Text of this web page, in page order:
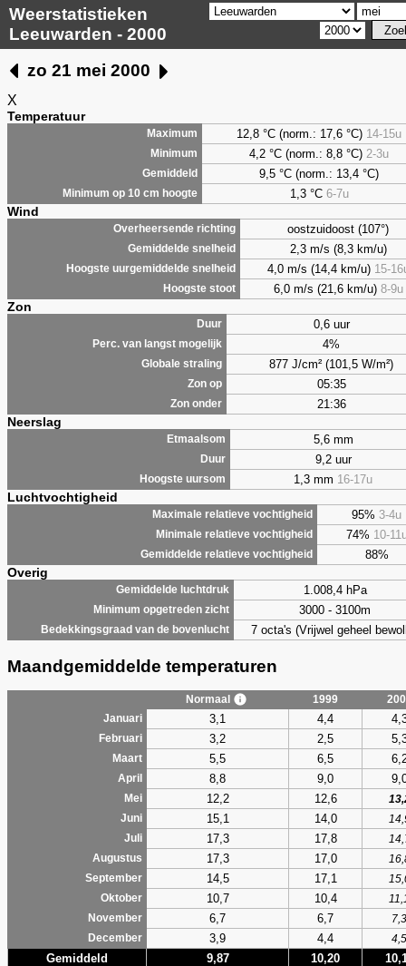
Weerstatistieken
Leeuwarden - 2000
zo 21 mei 2000
X
Temperatuur
Maximum 12,8 °C (norm.: 17,6 °C) 14-15u
Minimum 4,2 °C (norm.: 8,8 °C) 2-3u
Gemiddeld 9,5 °C (norm.: 13,4 °C)
Minimum op 10 cm hoogte 1,3°C 6-7u
Wind
Overheersende richting oostzuidoost (107°)
Gemiddelde snelheid 2,3 m/s (8,3 km/u)
Hoogste uurgemiddelde snelheid 4,0 m/s (14,4 km/u) 15-
Hoogste stoot 6,0 m/s (21,6 km/u) 8-9u
Zon
Duur 0,6 uur
Perc. van langst mogelijk 4%
Globale straling 877 J/cm² (101,5 W/m²)
Zon op 05:35
Zon onder 21:36
Neerslag
Etmaalsom 5,6 mm
Duur 9,2 uur
Hoogste uursom 1,3 mm 16-17u
Luchtvochtigheid
Maximale relatieve vochtigheid 95% 3-4u
Minimale relatieve vochtigheid 74% 10-
Gemiddelde relatieve vochtigheid 88%
Overig
Gemiddelde luchtdruk 1.008,4 hPa
Minimum opgetreden zicht 3000 - 3100m
Bedekkingsgraad van de bovenlucht 7 octa's (Vrijwel geheel
Maandgemiddelde temperaturen
Normaal 1999
Januari
3,1 4,4
Februari 3,2 2,5
Maart 5,5 6,5
April 8,8 9,0
Mei 12,2 12,6
Juni
15,1 14,0
Juli
17,3 17,8
Augustus
17,3 17,0
September
14,5 17,1
Oktober
10,7 10,4
November
6,7 6,7
7,3
December
3,9 4,4 4,5
Gemiddeld 9,87 10,20